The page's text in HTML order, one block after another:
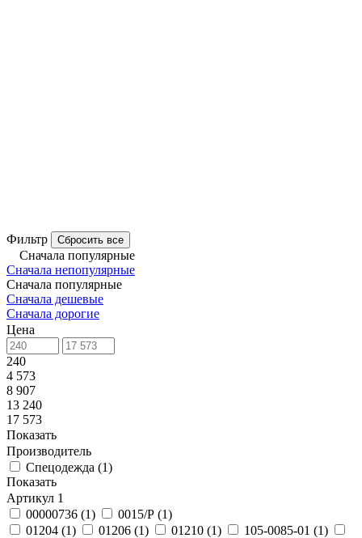
Фильтр Сбросить все
Сначала популярные
Сначала непопулярные
Сначала популярные
Сначала дешевые
Сначала дорогие
Цена
240
4 573
8 907
13 240
17 573
Показать
Производитель
Спецодежда (1)
Показать
Артикул 1
00000736 (1) 0015/Р (1)
01204 (1) 01206 (1) 01210 (1) 105-0085-01 (1)